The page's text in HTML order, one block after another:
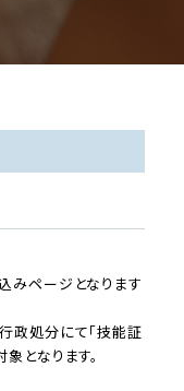
ページとなります
政処分にて「技能証
となります。